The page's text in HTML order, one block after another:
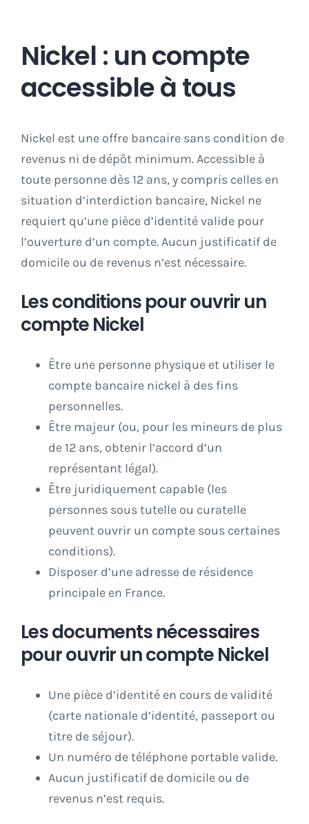
Nickel : un compte
accessible à tous
Nickel est une offre bancaire sans condition de
revenus ni de dépôt minimum. Accessible à
toute personne dès 12 ans, y compris celles en
situation d’interdiction bancaire, Nickel ne
requiert qu’une pièce d’identité valide pour
l’ouverture d’un compte. Aucun justificatif de
domicile ou de revenus n’est nécessaire.
Les conditions pour ouvrir un
compte Nickel
Être une personne physique et utiliser le
compte bancaire nickel à des fins
personnelles.
Être majeur (ou, pour les mineurs de plus
de 12 ans, obtenir l’accord d’un
représentant légal).
Être juridiquement capable (les
personnes sous tutelle ou curatelle
peuvent ouvrir un compte sous certaines
conditions).
Disposer d’une adresse de résidence
principale en France.
Les documents nécessaires
pour ouvrir un compte Nickel
Une pièce d’identité en cours de validité
(carte nationale d’identité, passeport ou
titre de séjour).
Un numéro de téléphone portable valide.
Aucun justificatif de domicile ou de
revenus n’est requis.